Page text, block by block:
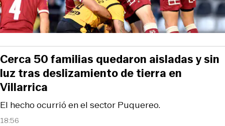
18:56
El hecho ocurrió en el sector Puquereo.
Cerca 50 familias quedaron aisladas y sin
luz tras deslizamiento de tierra en
Villarrica